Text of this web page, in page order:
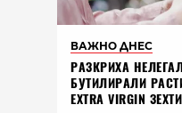
ВАЖНО ДНЕС
РАЗКРИХА
БУТИЛИРАЛИ
EXTRA VIRGIN